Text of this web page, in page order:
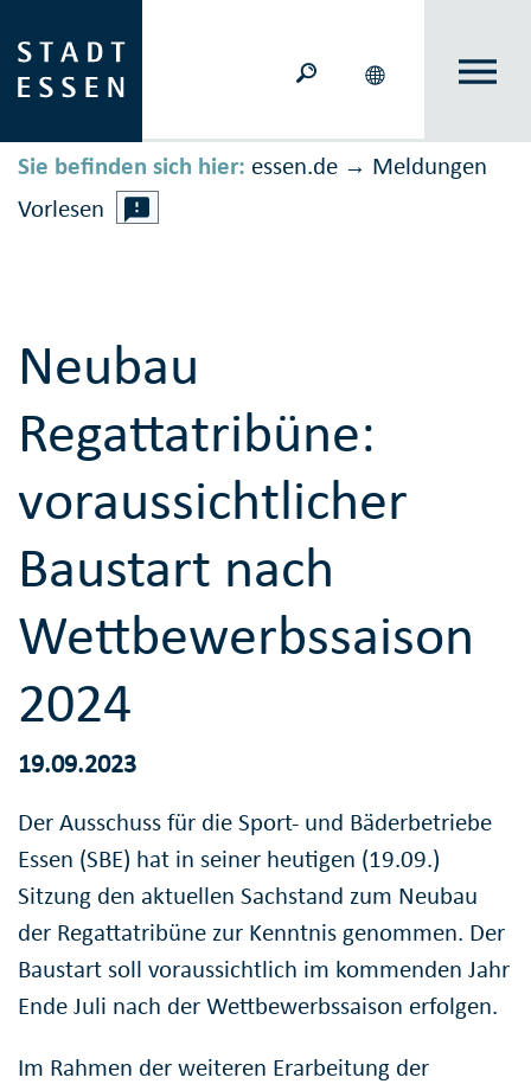
Sie befinden sich hier: essen.de → Meldungen
Vorlesen
Neubau
Regattatribüne:
voraussichtlicher
Baustart nach
Wettbewerbssaison
2024
19.09.2023
Der Ausschuss für die Sport- und Bäderbetriebe
Essen (SBE) hat in seiner heutigen (19.09.)
Sitzung den aktuellen Sachstand zum Neubau
der Regattatribüne zur Kenntnis genommen. Der
Baustart soll voraussichtlich im kommenden Jahr
Ende Juli nach der Wettbewerbssaison erfolgen.
Im Rahmen der weiteren Erarbeitung der